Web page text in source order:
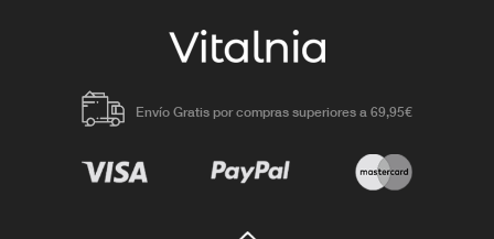
Envío Gratis por compras superiores a 69,95€